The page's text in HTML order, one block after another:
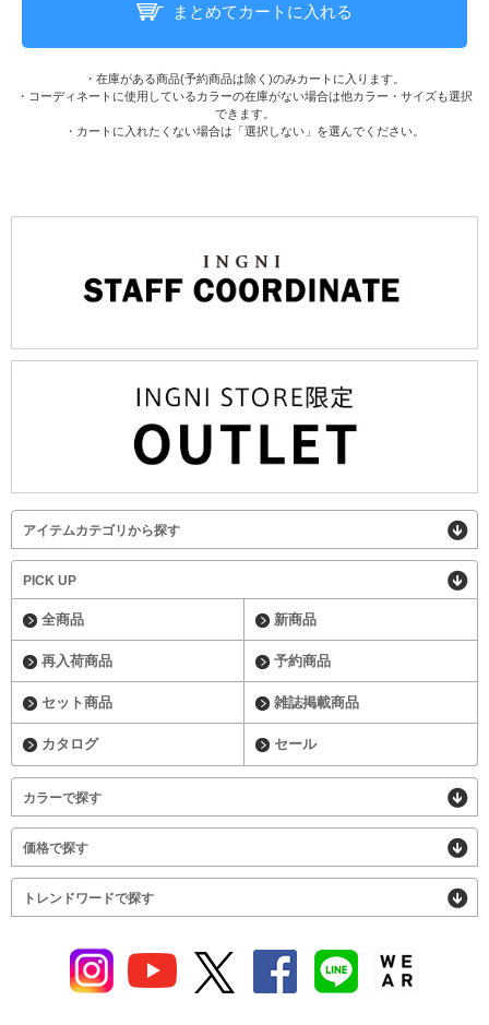
まとめてカートに入れる
・在庫がある商品(予約商品は除く)のみカートに入ります。
・コーディネートに使用しているカラーの在庫がない場合は他カラー・サイズも選択
できます。
・カートに入れたくない場合は「選択しない」を選んでください。
アイテムカテゴリから探す
PICK UP
全商品 新商品
再入荷商品 予約商品
セット商品 雑誌掲載商品
カタログ セール
カラーで探す
価格で探す
トレンドワードで探す